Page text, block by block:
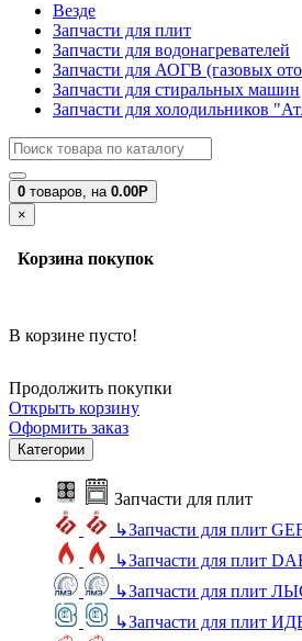
Везде
Запчасти для плит
Запчасти для водонагревателей
Запчасти для АОГВ (газовых
Запчасти для стиральных машин
Запчасти для холодильников
0 товаров, на 0.00Р
×
Корзина покупок
В корзине пусто!
Продолжить покупки
Открыть корзину
Оформить заказ
Категории
Запчасти для плит
↳Запчасти для плит
↳Запчасти для плит
↳Запчасти для плит
↳Запчасти для плит